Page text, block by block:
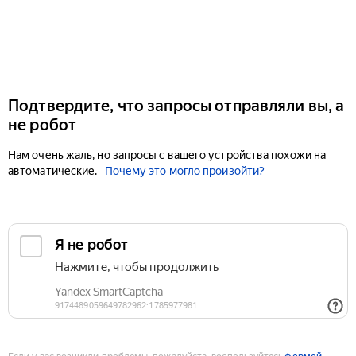
Подтвердите, что запросы отправляли вы, а
не робот
Нам очень жаль, но запросы с вашего устройства похожи на
автоматические.
Почему это могло произойти?